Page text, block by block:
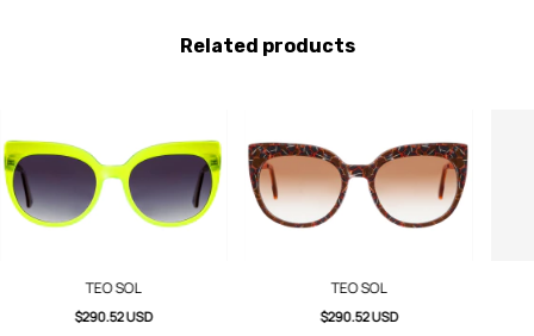
Related products
TEO SOL
$290.52 USD
TEO SOL
$290.52 USD